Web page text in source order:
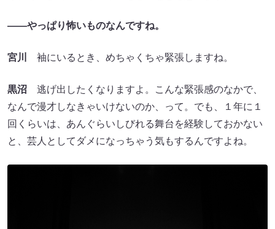
――やっぱり怖いものなんですね。
宮川 袖にいるとき、めちゃくちゃ緊張しますね。
黒沼 逃げ出したくなりますよ。こんな緊張感のなかで、
なんで漫才しなきゃいけないのか、って。でも、１年に１
回くらいは、あんぐらいしびれる舞台を経験しておかない
と、芸人としてダメになっちゃう気もするんですよね。